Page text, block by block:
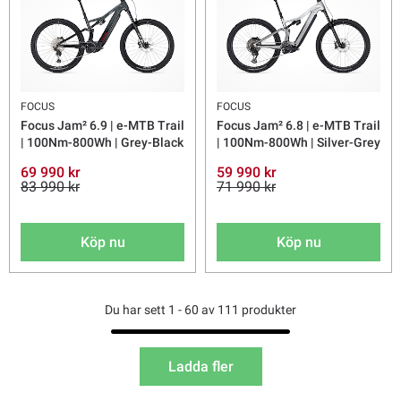
FOCUS
Focus Jam² 6.9 | e-MTB Trail
| 100Nm-800Wh | Grey-Black
69 990 kr
83 990 kr
Köp nu
FOCUS
Focus Jam² 6.8 | e-MTB Trail
| 100Nm-800Wh | Silver-Grey
59 990 kr
71 990 kr
Köp nu
Du har sett 1 - 60 av 111 produkter
Ladda fler